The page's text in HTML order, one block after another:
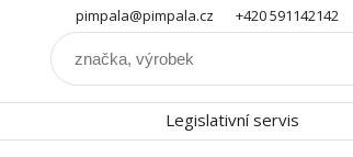
pimpala@pimpala.cz +420 591142142
Legislativní servis